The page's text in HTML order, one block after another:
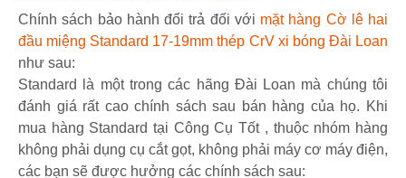
Chính sách bảo hành đổi trả đối với mặt hàng Cờ lê hai
đầu miệng Standard 17-19mm thép CrV xi bóng Đài Loan
như sau:
Standard là một trong các hãng Đài Loan mà chúng tôi
đánh giá rất cao chính sách sau bán hàng của họ. Khi
mua hàng Standard tại Công Cụ Tốt , thuộc nhóm hàng
không phải dụng cụ cắt gọt, không phải máy cơ máy điện,
các bạn sẽ được hưởng các chính sách sau: